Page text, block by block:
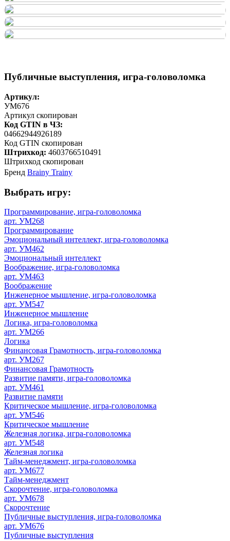
Публичные выступления, игра-головоломка
Артикул:
УМ676
Артикул скопирован
Код GTIN в ЧЗ:
04662944926189
Код GTIN скопирован
Штрихкод: 4603766510491
Штрихкод скопирован
Бренд Brainy Trainy
Выбрать игру:
Программирование, игра-головоломка
арт. УМ268
Программирование
Эмоциональный интеллект, игра-головоломка
арт. УМ462
Эмоциональный интеллект
Воображение, игра-головоломка
арт. УМ463
Воображение
Инженерное мышление, игра-головоломка
арт. УМ547
Инженерное мышление
Логика, игра-головоломка
арт. УМ266
Логика
Финансовая Грамотность, игра-головоломка
арт. УМ267
Финансовая Грамотность
Развитие памяти, игра-головоломка
арт. УМ461
Развитие памяти
Критическое мышление, игра-головоломка
арт. УМ546
Критическое мышление
Железная логика, игра-головоломка
арт. УМ548
Железная логика
Тайм-менеджмент, игра-головоломка
арт. УМ677
Тайм-менеджмент
Скорочтение, игра-головоломка
арт. УМ678
Скорочтение
Публичные выступления, игра-головоломка
арт. УМ676
Публичные выступления